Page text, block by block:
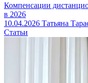
Компенсации
в 2026
10.04.2026 Татьяна
Статьи